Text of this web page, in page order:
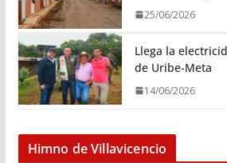
25/06/2026
Llega la
de Uribe-Meta
14/06/2026
Himno de Villavicencio